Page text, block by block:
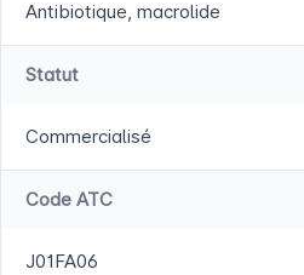
Antibiotique, macrolide
Statut
Commercialisé
Code ATC
J01FA06